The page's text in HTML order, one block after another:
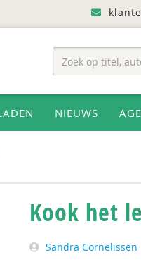
NIEUWS
Kook het
Sandra Cornelissen